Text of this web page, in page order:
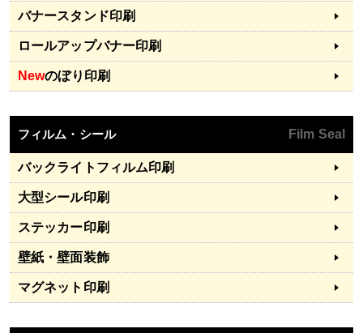
バナースタンド印刷
ロールアップバナー印刷
Newのぼり印刷
フィルム・シール Film Seal
バックライトフィルム印刷
大型シール印刷
ステッカー印刷
壁紙・壁面装飾
マグネット印刷